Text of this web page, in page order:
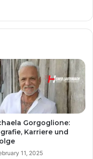
Gorgoglione:
Karriere und
11, 2025